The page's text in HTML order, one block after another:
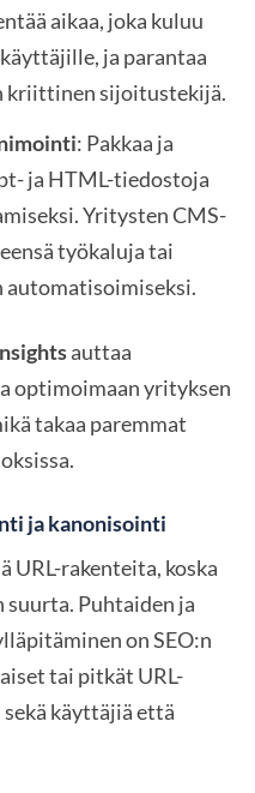
aikaa, joka kuluu
ja parantaa
kriittinen sijoitustekijä.
: Pakkaa ja
ja HTML-tiedostoja
Yritysten CMS-
työkaluja tai
automatisoimiseksi.
auttaa
optimoimaan yrityksen
takaa paremmat
ja kanonisointi
URL-rakenteita, koska
Puhtaiden ja
on SEO:n
tai pitkät URL-
käyttäjiä että